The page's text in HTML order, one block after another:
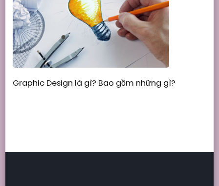
Graphic Design là gì? Bao gồm những gì?